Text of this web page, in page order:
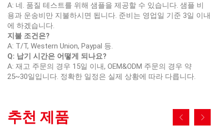
A: 네. 품질 테스트를 위해 샘플을 제공할 수 있습니다. 샘플 비
용과 운송비만 지불하시면 됩니다. 준비는 영업일 기준 3일 이내
에 하겠습니다.
지불 조건은?
A: T/T, Western Union, Paypal 등.
Q: 납기 시간은 어떻게 되나요?
A: 재고 주문의 경우 15일 이내, OEM&ODM 주문의 경우 약
25~30일입니다. 정확한 일정은 실제 상황에 따라 다릅니다.
추천 제품